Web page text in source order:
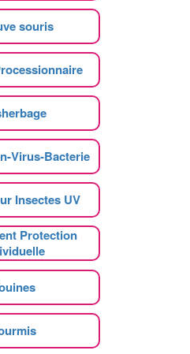
souris
Virus-Bacterie
Insectes UV
Protection